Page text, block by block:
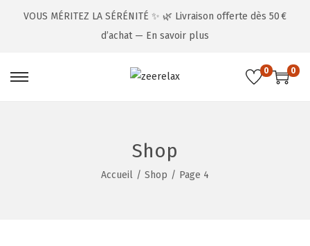
VOUS MÉRITEZ LA SÉRÉNITÉ ✨ 🌿 Livraison offerte dès 50 €
d’achat — En savoir plus
0 0
Shop
Accueil / Shop / Page 4